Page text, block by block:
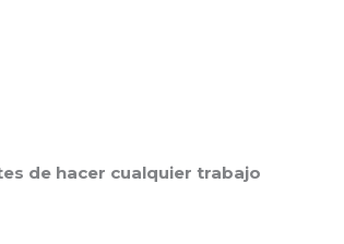
de hacer cualquier trabajo